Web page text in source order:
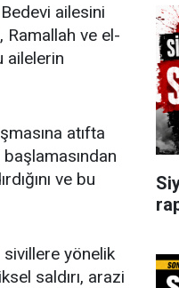
ailesini
Ramallah ve el-
ailelerin
atıfta
başlamasından
ve bu
sivillere yönelik
saldırı, arazi